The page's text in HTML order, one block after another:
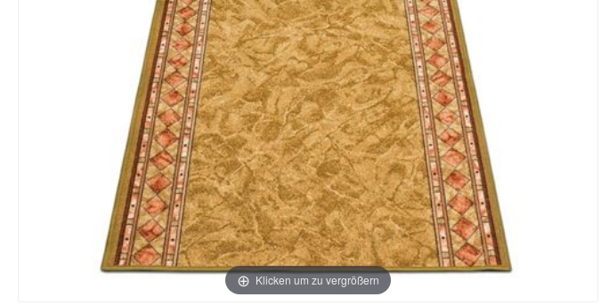
Klicken um zu vergrößern